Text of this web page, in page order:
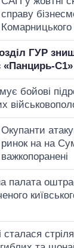
справу
ГУР
«Панцирь-
бойові
Окупанти
ринок на на
важкопоранені
палата
сталася